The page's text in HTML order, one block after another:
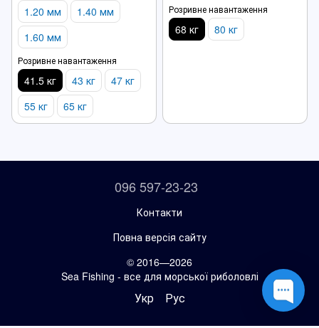
1.20 мм
1.40 мм
1.60 мм
Розривне навантаження
41.5 кг 43 кг
47 кг
55 кг
65 кг
Розривне навантаження
68 кг 80 кг
096 597-23-23
Контакти
Повна версія сайту
© 2016—2026
Sea Fishing - все для морської риболовлі
Укр Рус